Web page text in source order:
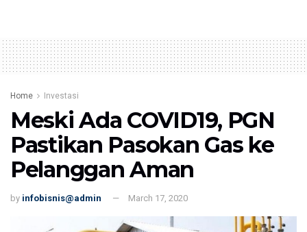
Home Investasi
Meski Ada COVID19, PGN
Pastikan Pasokan Gas ke
Pelanggan Aman
by infobisnis@admin March 17, 2020